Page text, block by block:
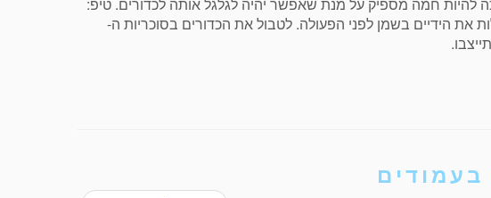
את הידיים בשמן לפני הפעולה. לטבול את הכדורים בסוכריות ה-
בעמודים